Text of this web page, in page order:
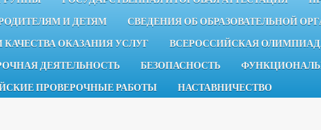
И ДЕТЯМ
СВЕДЕНИЯ ОБ ОБРАЗОВАТЕЛЬНОЙ
ОКАЗАНИЯ УСЛУГ
ВСЕРОССИЙСКАЯ
ДЕЯТЕЛЬНОСТЬ БЕЗОПАСНОСТЬ
ПРОВЕРОЧНЫЕ РАБОТЫ
НАСТАВНИЧЕСТВО